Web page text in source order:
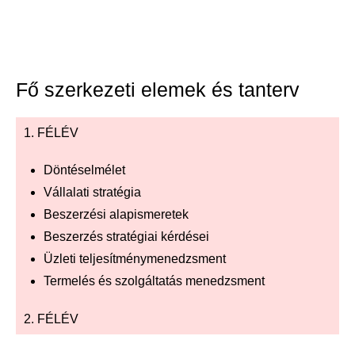
Fő szerkezeti elemek és tanterv
1. FÉLÉV
Döntéselmélet
Vállalati stratégia
Beszerzési alapismeretek
Beszerzés stratégiai kérdései
Üzleti teljesítménymenedzsment
Termelés és szolgáltatás menedzsment
2. FÉLÉV